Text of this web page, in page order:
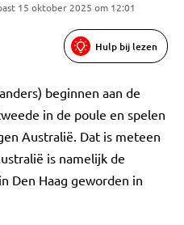
15 oktober 2025 om 12:01
Hulp bij lezen
beginnen aan de
in de poule en spelen
Australië. Dat is meteen
is namelijk de
Den Haag geworden in